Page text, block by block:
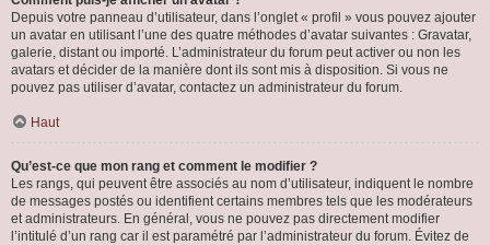
Depuis votre panneau d’utilisateur, dans l’onglet « profil » vous pouvez ajouter
un avatar en utilisant l’une des quatre méthodes d’avatar suivantes : Gravatar,
galerie, distant ou importé. L’administrateur du forum peut activer ou non les
avatars et décider de la manière dont ils sont mis à disposition. Si vous ne
pouvez pas utiliser d’avatar, contactez un administrateur du forum.
Haut
Qu’est-ce que mon rang et comment le modifier ?
Les rangs, qui peuvent être associés au nom d’utilisateur, indiquent le nombre
de messages postés ou identifient certains membres tels que les modérateurs
et administrateurs. En général, vous ne pouvez pas directement modifier
l’intitulé d’un rang car il est paramétré par l’administrateur du forum. Évitez de